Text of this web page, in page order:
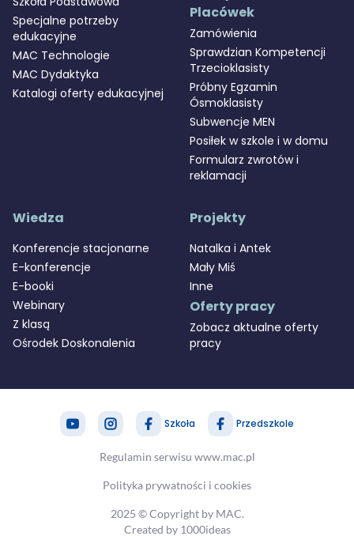
zapytaj nas MAC Stref@
Specjalne potrzeby
edukacyjne
MAC Technologie
MAC Dydaktyka
Katalogi oferty edukacyjnej
Placówek
Zamówienia
Sprawdzian Kompetencji
Trzecioklasisty
Próbny Egzamin
Ósmoklasisty
Subwencje MEN
Posiłek w szkole i w domu
Formularz zwrotów i
reklamacji
Wiedza
Konferencje stacjonarne
E-konferencje
E-booki
Webinary
Z klasą
Ośrodek Doskonalenia
Projekty
Natalka i Antek
Mały Miś
Inne
Oferty pracy
Zobacz aktualne oferty
pracy
Szkoła Przedszkole
Regulamin serwisu www.mac.pl
Polityka prywatności i cookies
2025 © Copyright by MAC.
Created by 1000ideas